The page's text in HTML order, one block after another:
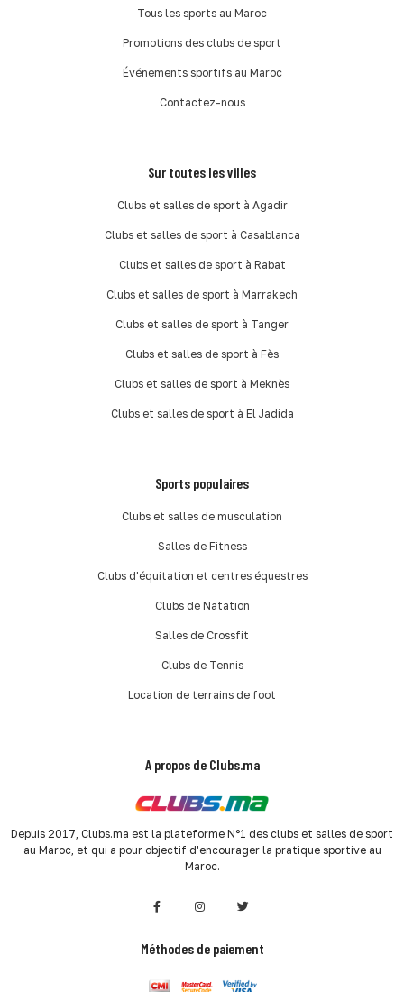
Tous les sports au Maroc
Promotions des clubs de sport
Événements sportifs au Maroc
Contactez-nous
Sur toutes les villes
Clubs et salles de sport à Agadir
Clubs et salles de sport à Casablanca
Clubs et salles de sport à Rabat
Clubs et salles de sport à Marrakech
Clubs et salles de sport à Tanger
Clubs et salles de sport à Fès
Clubs et salles de sport à Meknès
Clubs et salles de sport à El Jadida
Sports populaires
Clubs et salles de musculation
Salles de Fitness
Clubs d'équitation et centres équestres
Clubs de Natation
Salles de Crossfit
Clubs de Tennis
Location de terrains de foot
A propos de Clubs.ma
Depuis 2017, Clubs.ma est la plateforme N°1 des clubs et salles de sport
au Maroc, et qui a pour objectif d'encourager la pratique sportive au
Maroc.
Méthodes de paiement